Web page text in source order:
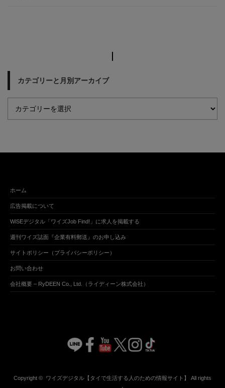
カテゴリーと月別アーカイブ
ホーム
広告掲載について
WiSEデジタル「ワイズJob Find!」に求人を掲載する
週刊ワイズ誌面『企業有料郵送』のお申し込み
サイトポリシー（プライバシーポリシー）
お問い合わせ
会社概要 – RyDEEN Co., Ltd.（ライディーン株式会社）
Copyright © ワイズデジタル【タイで生活する人のための情報サイト】
All rights